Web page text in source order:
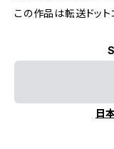
この作品は転送ドッ
日